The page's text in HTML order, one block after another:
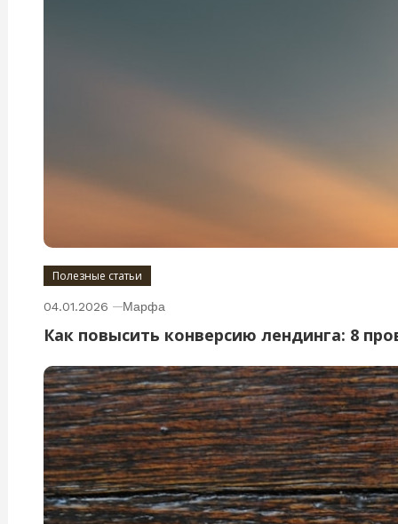
Полезные статьи
04.01.2026 Марфа
Как повысить конверсию лендинга: 8